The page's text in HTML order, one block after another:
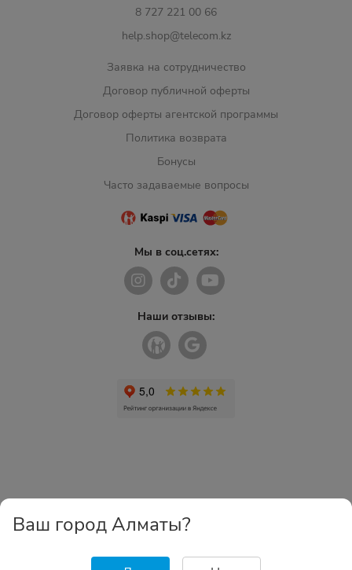
8 727 221 00 66
help.shop@telecom.kz
Заявка на сотрудничество
Договор публичной оферты
Договор оферты агентской программы
Политика возврата
Бонусы
Часто задаваемые вопросы
Мы в соц.сетях:
Наши отзывы:
Ваш город Алматы?